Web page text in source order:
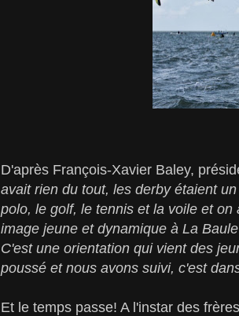
D'après François-Xavier Baley,
avait rien du tout, les derby étaient
polo, le golf, le tennis et la voile et
image jeune et dynamique à La
C'est une orientation qui vient des
poussé et nous avons suivi, c'est
Et le temps passe! A l'instar des